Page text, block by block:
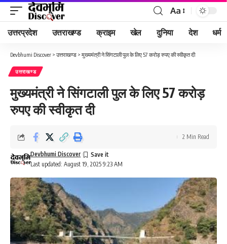
Font
Resizer
Aa
उत्तरप्रदेश उत्तराखण्ड क्राइम खेल दुनिया देश धर्म
Devbhumi Discover > उत्तराखण्ड > मुख्यमंत्री ने सिंगटाली पुल के लिए 57 करोड़ रुपए की स्वीकृत दी
उत्तराखण्ड
मुख्यमंत्री ने सिंगटाली पुल के लिए 57 करोड़
रुपए की स्वीकृत दी
Last updated: August 19, 2025 9:23 AM
Devbhumi Discover
2 Min Read